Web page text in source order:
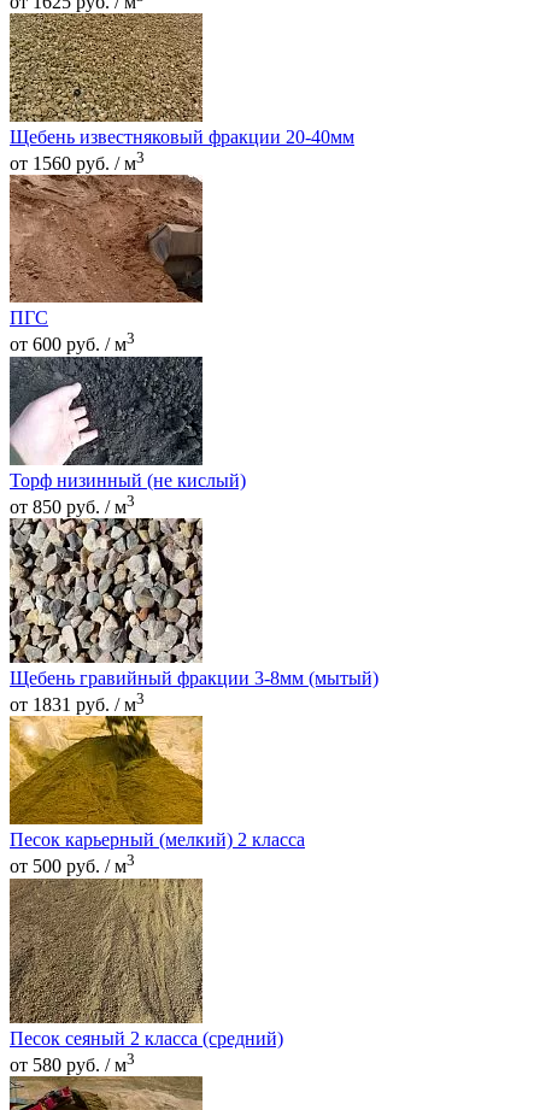
Щебень известняковый фракции 20-40мм
от 1560 руб. / м3
ПГС
от 600 руб. / м3
Торф низинный (не кислый)
от 850 руб. / м3
Щебень гравийный фракции 3-8мм (мытый)
от 1831 руб. / м3
Песок карьерный (мелкий) 2 класса
от 500 руб. / м3
Песок сеяный 2 класса (средний)
от 580 руб. / м3